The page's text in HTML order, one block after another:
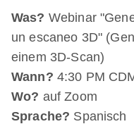
Was? Webinar
un escaneo 3D"
einem 3D-Scan)
Wann? 4:30 PM
Wo? auf Zoom
Sprache? Spanisch